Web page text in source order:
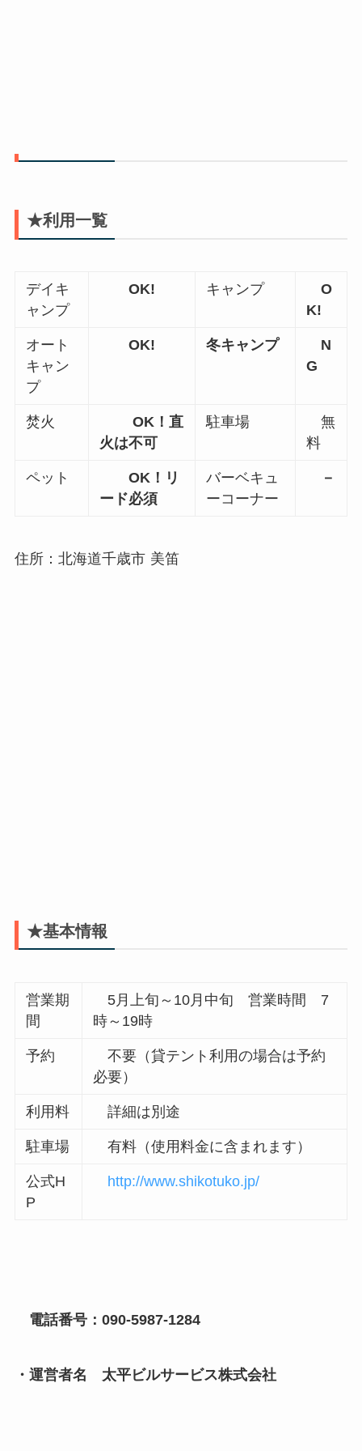
★利用一覧
デイキ
ャンプ
OK! キャンプ
O
K!
オート
キャン
プ
OK! 冬キャンプ
N
G
焚火
OK！直
火は不可
駐車場
無
料
ペット
OK！リ
ード必須
バーベキュ
ーコーナー
－
住所：北海道千歳市 美笛
★基本情報
営業期
間
5月上旬～10月中旬 営業時間 7
時～19時
予約
不要（貸テント利用の場合は予約
必要）
利用料 詳細は別途
駐車場 有料（使用料金に含まれます）
公式H
P
http://www.shikotuko.jp/
電話番号：090-5987-1284
・運営者名 太平ビルサービス株式会社